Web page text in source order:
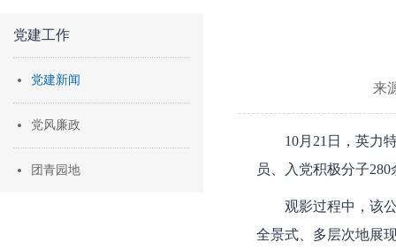
党建工作
党建新闻
党风廉政
团青园地
来
10月21日，英力
员、入党积极分子
观影过程中，该
全景式、多层次地展